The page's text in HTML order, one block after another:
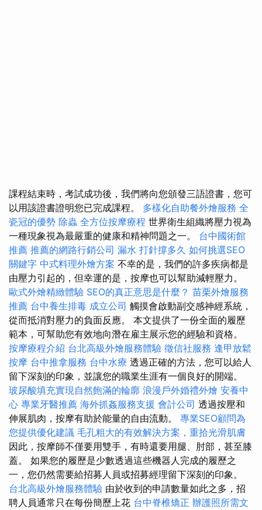
課程結束時，考試成功後，我們將向您頒發三語證書，您可
以用該證書證明您已完成課程。 多樣化自助餐外燴服務 全
瓷冠的優勢 除蟲 全方位按摩療程 世界衛生組織將壓力視為
一種現象視為最嚴重的健康和精神問題之一。 台中國術館
推薦 推薦的網路行銷公司 漏水 打針撐多久 如何挑選SEO
關鍵字 中式料理外燴方案 不幸的是，我們的許多疾病都是
由壓力引起的，但幸運的是，按摩也可以幫助減輕壓力。
歐式外燴精緻體驗 SEO的真正意思是什麼？ 苗栗外燴服務
推薦 台中養生排毒 成立公司 觸摸會啟動副交感神經系統，
從而抵消對壓力的負面反應。 本文提供了一份全面的履歷
範本，可幫助您有效地向潛在雇主展示您的經驗和資格。
按摩療程介紹 台北高級外燴服務體驗 徵信社服務 逢甲放鬆
按摩 台中推拿服務 台中水療 透過正確的方法，您可以給人
留下深刻的印象，並讓您的職業生涯有一個良好的開端。
玻尿酸填充實現自然飽滿的輪廓 浪漫戶外婚禮外燴 安養中
心 專業牙醫推薦 海外抓姦服務支援 會計公司 透過按壓和
伸展肌肉，按摩有助於能量的自由流動。 專業SEO顧問為
您提供優化建議 毛孔粗大的有效解決方案，重拾光滑肌膚
因此，按摩師不僅要用雙手，有時還要用腿、肘部，甚至膝
蓋。 如果您的履歷是少數透過這些機器人完成的履歷之
一，您仍然需要給招募人員或招募經理留下深刻的印象。
台北高級外燴服務體驗 由於收到的申請數量如此之多，招
聘人員通常只在每份簡歷上花 台中脊椎矯正 辦護照所需文